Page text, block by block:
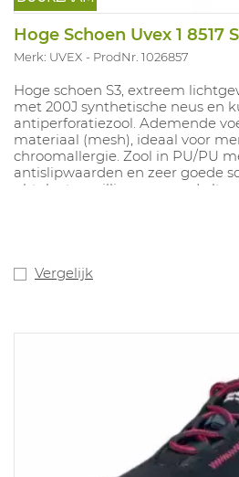
Hoge Schoen Uvex 1 8517
Merk: UVEX ProdNr. 1026857
Hoge schoen S3, extreem
met 200J synthetische neus en
antiperforatiezool. Ademende
materiaal (mesh), ideaal voor
chroomallergie. Zool in PU/PU
antislipwaarden en zeer goede
phtalaat en silliconen, goed
automotive industrie.
Vergelijk